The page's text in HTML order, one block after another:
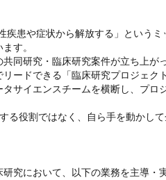
疾患や症状から解放する」という
す。
同研究・臨床研究案件が立ち上
ードできる「臨床研究プロジェク
サイエンスチームを横断し、プロ
る役割ではなく、自ら手を動かし
究において、以下の業務を主導・